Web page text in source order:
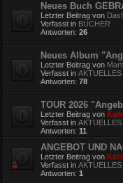
Neues Buch
Letzter Beitrag von
Verfasst in BÜCHER
Antworten: 26
Neues Album
Letzter Beitrag von
Verfasst in
Antworten: 78
TOUR 2026
Letzter Beitrag von
Verfasst in
Antworten: 11
ANGEBOT UND
Letzter Beitrag von
Verfasst in
Antworten: 1